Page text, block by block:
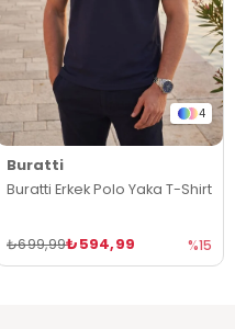
4
Buratti
Buratti Erkek Polo Yaka T-Shirt
₺594,99
₺699,99 %15